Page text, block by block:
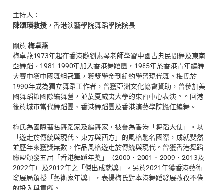
主持人：
陳頌瑛教授 ，香港演藝學院舞蹈學院院長
關於梅卓燕
梅卓燕1973年起在香港隨劉素琴老師學習中國古典民間舞及東南
亞舞蹈。1981-1990年加入香港舞蹈團，1985年於香港青年編舞
大賽中獲中國舞組冠軍，獲獎學金到紐約學習現代舞。梅氏於
1990年成為獨立舞蹈工作者，曾獲亞洲文化協會資助，曾參加美
國舞蹈節國際編舞營，並於夏威夷大學的東西中心表演。。回港
後於城市當代舞蹈團、香港舞蹈團及香港演藝學院擔任編舞。
梅氏為國際著名舞蹈家及編舞家，被譽為香港「舞蹈大使」。以
「遊走於傳統與現代、東方與西方」的風格馳名國際，成就斐然
並歷年來獲獎無數，作品風格遊走於傳統與現代。曾獲香港舞蹈
聯盟頒發五屆「香港舞蹈年奬」（2000、2001、2009、2013及
2022年）及2012年之「傑出成就獎」。另於2021年獲香港藝術
發展局頒授「藝術家年獎」，表揚梅氏對本港舞蹈發展孜孜不倦
的投入與貢獻。